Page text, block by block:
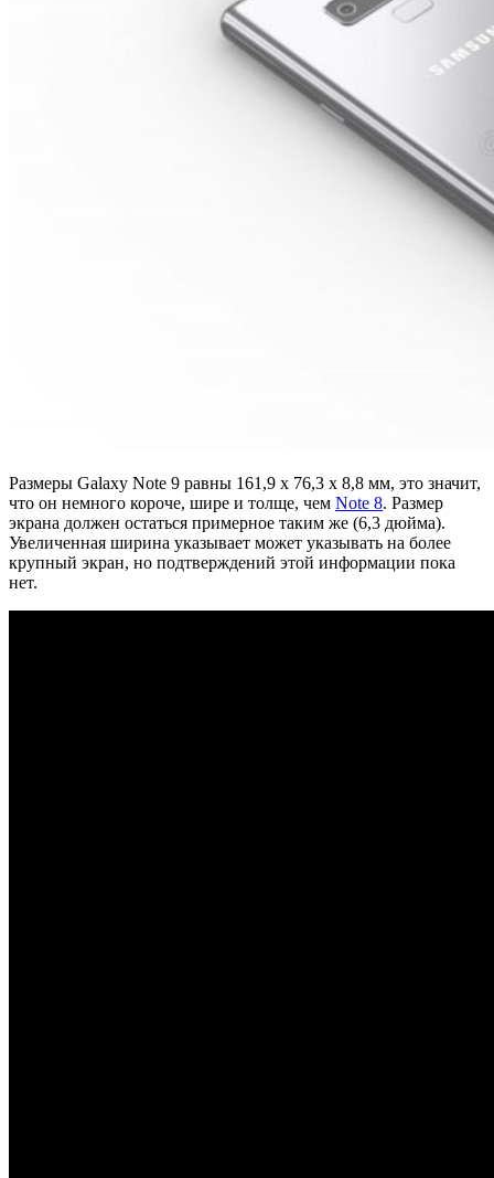
Размеры Galaxy Note 9 равны 161,9 x 76,3 x 8,8 мм, это значит,
что он немного короче, шире и толще, чем Note 8. Размер
экрана должен остаться примерное таким же (6,3 дюйма).
Увеличенная ширина указывает может указывать на более
крупный экран, но подтверждений этой информации пока
нет.